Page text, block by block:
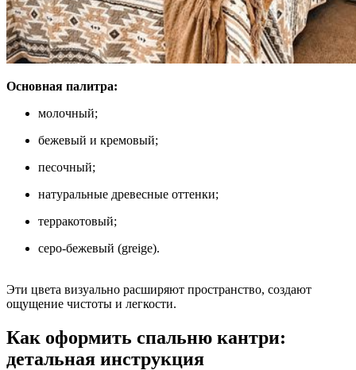
Основная палитра:
молочный;
бежевый и кремовый;
песочный;
натуральные древесные оттенки;
терракотовый;
серо-бежевый (greige).
Эти цвета визуально расширяют пространство, создают
ощущение чистоты и легкости.
Как оформить спальню кантри:
детальная инструкция